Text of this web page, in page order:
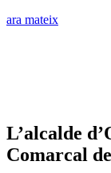
ara mateix
L’alcalde
Comarcal